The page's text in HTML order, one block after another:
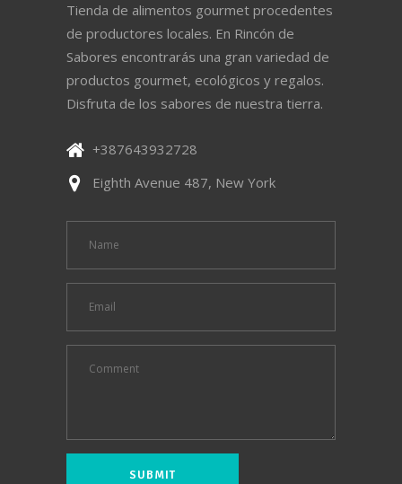
Tienda de alimentos gourmet procedentes
de productores locales. En Rincón de
Sabores encontrarás una gran variedad de
productos gourmet, ecológicos y regalos.
Disfruta de los sabores de nuestra tierra.
+387643932728
Eighth Avenue 487, New York